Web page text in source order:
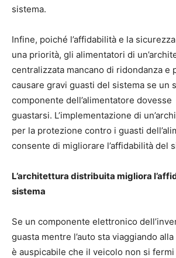
sistema.
Infine, poiché l’affidabilità e la
una priorità, gli alimentatori di
centralizzata mancano di ridondanza e
causare gravi guasti del sistema se un
componente dell’alimentatore dovesse
guastarsi. L’implementazione di
per la protezione contro i guasti
consente di migliorare l’affidabilità del
L’architettura distribuita migliora
sistema
Se un componente elettronico
guasta mentre l’auto sta viaggiando
è auspicabile che il veicolo non si